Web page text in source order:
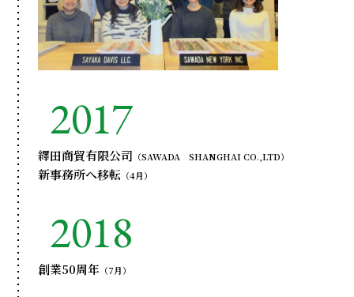
2017
繹田商貿有限公司 （SAWADA SHANGHAI CO.,LTD）
新事務所へ移転 （4月）
2018
創業50周年 （7月）